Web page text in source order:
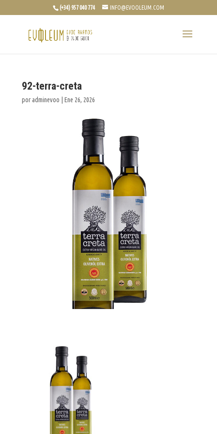
(+34) 957 040 774 INFO@EVOOLEUM.COM
92-terra-creta
poradminevoo Ene 26, 2026